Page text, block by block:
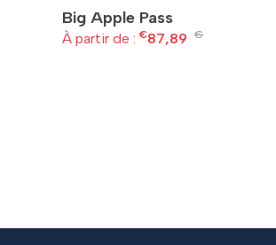
Big Apple Pass
À partir de : €87,89 €